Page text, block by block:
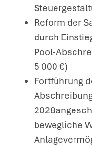
Reform der
durch
Pool-
5 000 €)
Fortführung
bewegliche